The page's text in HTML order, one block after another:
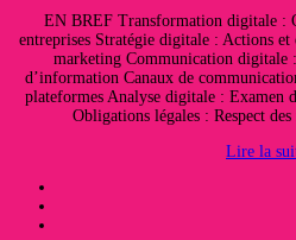
EN BREF Transformation digitale :
entreprises Stratégie digitale : Actions
marketing Communication digitale
d’information Canaux de
plateformes Analyse digitale : Examen
Obligations légales : Respect
Lire la